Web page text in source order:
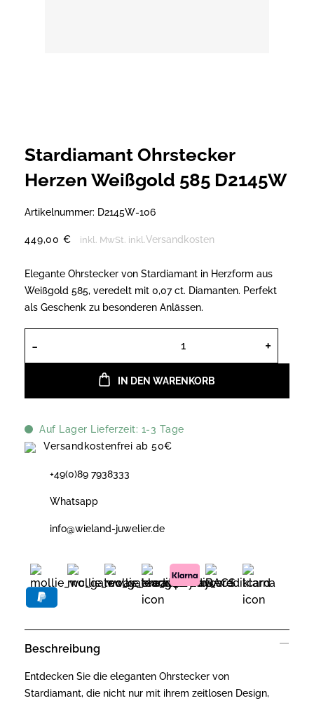
Stardiamant Ohrstecker
Herzen Weißgold 585 D2145W
Artikelnummer: D2145W-106
449,00 € inkl. MwSt. inkl.Versandkosten
Elegante Ohrstecker von Stardiamant in Herzform aus
Weißgold 585, veredelt mit 0,07 ct. Diamanten. Perfekt
als Geschenk zu besonderen Anlässen.
Stardiamant Ohrstecker Herzen
IN DEN WARENKORB
Auf Lager Lieferzeit: 1-3 Tage
Versandkostenfrei ab 50€
+49(0)89 7938333
Whatsapp
info@wieland-juwelier.de
Beschreibung
Entdecken Sie die eleganten Ohrstecker von
Stardiamant, die nicht nur mit ihrem zeitlosen Design,